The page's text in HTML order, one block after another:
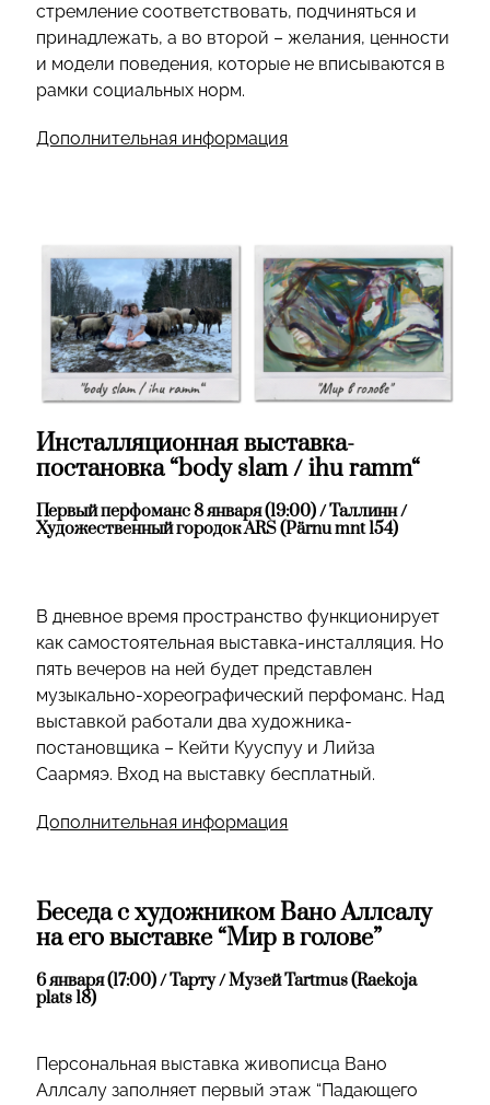
стремление соответствовать, подчиняться и
принадлежать, а во второй – желания, ценности
и модели поведения, которые не вписываются в
рамки социальных норм.
Дополнительная информация
Инсталляционная выставка-
постановка “body slam / ihu ramm“
Первый перфоманс 8 января (19:00) / Таллинн /
Художественный городок ARS (Pärnu mnt 154)
В дневное время пространство функционирует
как самостоятельная выставка-инсталляция. Но
пять вечеров на ней будет представлен
музыкально-хореографический перфоманс. Над
выставкой работали два художника-
постановщика – Кейти Кууспуу и Лийза
Саармяэ. Вход на выставку бесплатный.
Дополнительная информация
Беседа с художником Вано Аллсалу
на его выставке “Мир в голове”
6 января (17:00) / Тарту / Музей Tartmus (Raekoja
plats 18)
Персональная выставка живописца Вано
Аллсалу заполняет первый этаж “Падающего